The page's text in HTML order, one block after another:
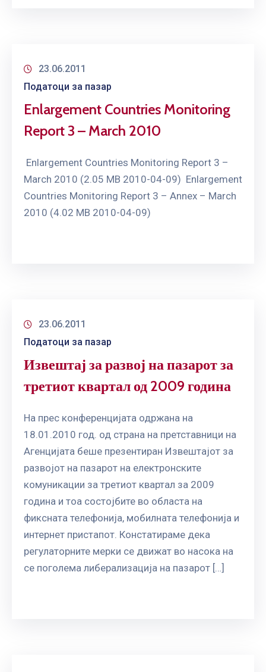
23.06.2011
Податоци за пазар
Enlargement Countries Monitoring
Report 3 – March 2010
Enlargement Countries Monitoring Report 3 –
March 2010 (2.05 MB 2010-04-09) Enlargement
Countries Monitoring Report 3 – Annex – March
2010 (4.02 MB 2010-04-09)
23.06.2011
Податоци за пазар
Извештај за развој на пазарот за
третиот квартал од 2009 година
На прес конференцијата одржана на
18.01.2010 год. од страна на претставници на
Агенцијата беше презентиран Извештајот за
развојот на пазарот на електронските
комуникации за третиот квартал за 2009
година и тоа состојбите во областа на
фиксната телефонија, мобилната телефонија и
интернет пристапот. Констатираме дека
регулаторните мерки се движат во насока на
се поголема либерализација на пазарот […]